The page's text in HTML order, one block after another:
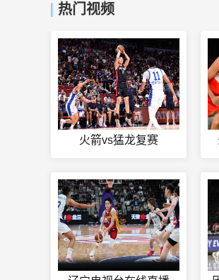
热门视频
火箭vs猛龙复赛